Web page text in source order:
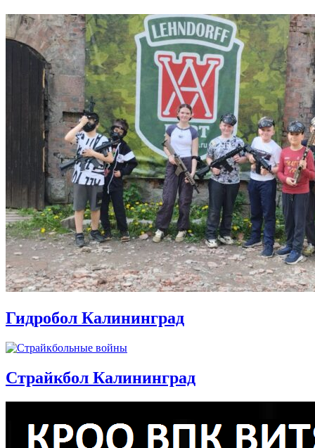
Гидробол Калининград
Страйкбол Калининград